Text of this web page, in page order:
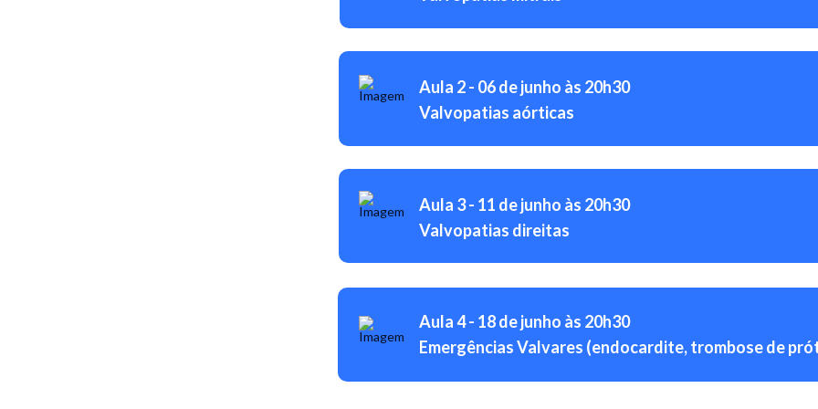
Aula 4 - 18 de junho às 20h30
Emergências Valvares (endocardite, trombose de
Aula 2 - 06 de junho às 20h30
Valvopatias aórticas
Aula 3 - 11 de junho às 20h30
Valvopatias direitas